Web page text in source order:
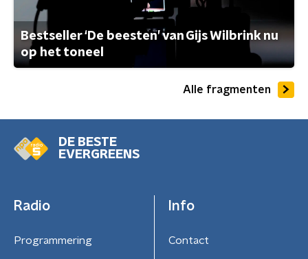
Bestseller ‘De beesten’ van Gijs Wilbrink nu
op het toneel
Alle fragmenten
DE BESTE
EVERGREENS
Radio
Programmering
Info
Contact